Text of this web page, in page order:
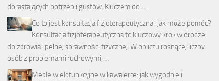
dorastających potrzeb i gustów. Kluczem do …
Co to jest konsultacja fizjoterapeutyczna i jak może pomóc?
Konsultacja fizjoterapeutyczna to kluczowy krok w drodze
do zdrowia i pełnej sprawności fizycznej. W obliczu rosnącej liczby
osób z problemami ruchowymi, …
Meble wielofunkcyjne w kawalerce: jak wygodnie i